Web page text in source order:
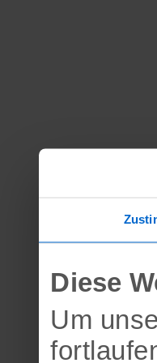
Diese
Um